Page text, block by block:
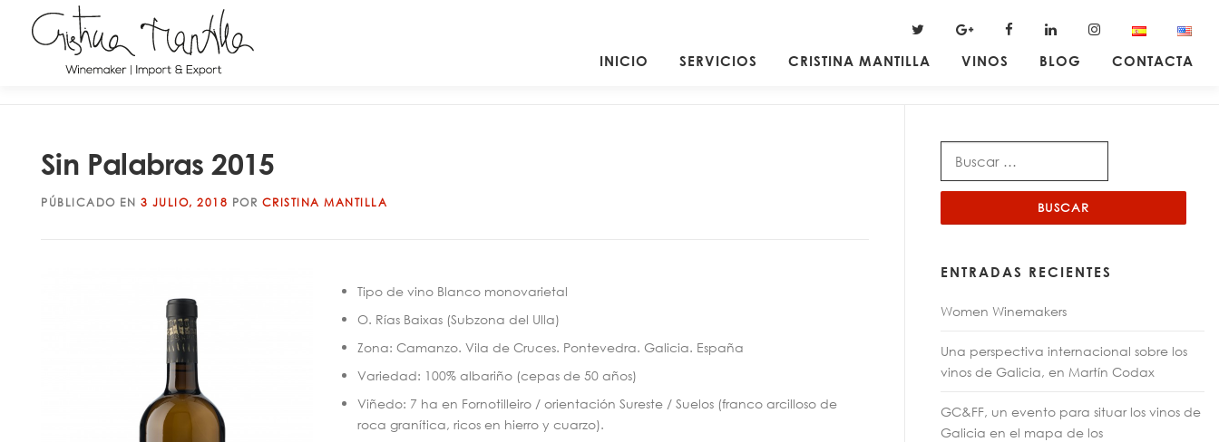
INICIO SERVICIOS CRISTINA MANTILLA VINOS BLOG CONTACTA
Sin Palabras 2015
PÚBLICADO EN 3 JULIO, 2018 POR CRISTINA MANTILLA
Tipo de vino Blanco monovarietal
O. Rías Baixas (Subzona del Ulla)
Zona: Camanzo. Vila de Cruces. Pontevedra. Galicia. España
Variedad: 100% albariño (cepas de 50 años)
Viñedo: 7 ha en Fornotilleiro / orientación Sureste / Suelos (franco arcilloso de
roca granítica, ricos en hierro y cuarzo).
ENTRADAS RECIENTES
Women Winemakers
Una perspectiva internacional sobre los
vinos de Galicia, en Martín Codax
GC&FF, un evento para situar los vinos de
Galicia en el mapa de los